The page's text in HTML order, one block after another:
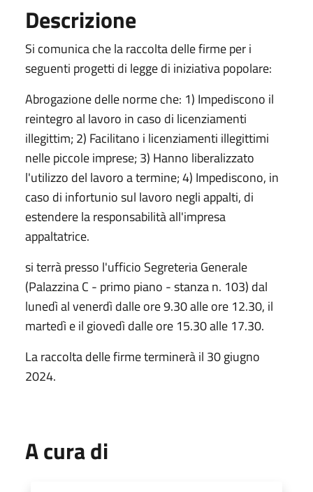
Descrizione
Si comunica che la raccolta delle firme per i
seguenti progetti di legge di iniziativa popolare:
Abrogazione delle norme che: 1) Impediscono il
reintegro al lavoro in caso di licenziamenti
illegittim; 2) Facilitano i licenziamenti illegittimi
nelle piccole imprese; 3) Hanno liberalizzato
l'utilizzo del lavoro a termine; 4) Impediscono, in
caso di infortunio sul lavoro negli appalti, di
estendere la responsabilità all'impresa
appaltatrice.
si terrà presso l'ufficio Segreteria Generale
(Palazzina C - primo piano - stanza n. 103) dal
lunedì al venerdì dalle ore 9.30 alle ore 12.30, il
martedì e il giovedì dalle ore 15.30 alle 17.30.
La raccolta delle firme terminerà il 30 giugno
2024.
A cura di